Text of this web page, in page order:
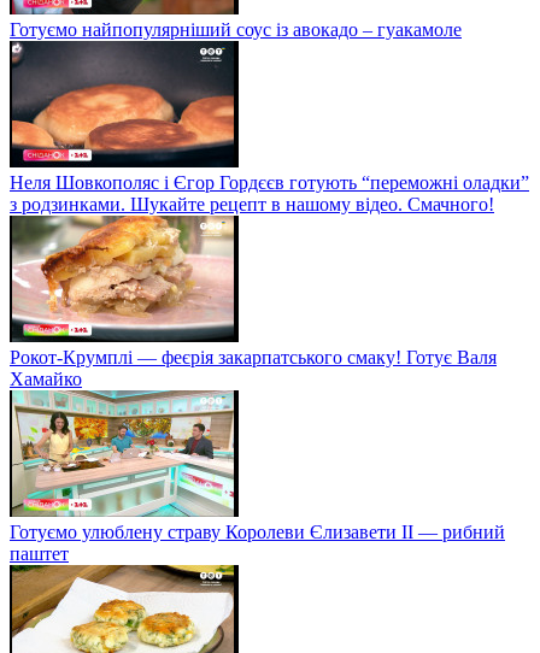
Готуємо найпопулярніший соус із авокадо – гуакамоле
Неля Шовкополяс і Єгор Гордєєв готують “переможні оладки”
з родзинками. Шукайте рецепт в нашому відео. Смачного!
Рокот-Крумплі — феєрія закарпатського смаку! Готує Валя
Хамайко
Готуємо улюблену страву Королеви Єлизавети II — рибний
паштет